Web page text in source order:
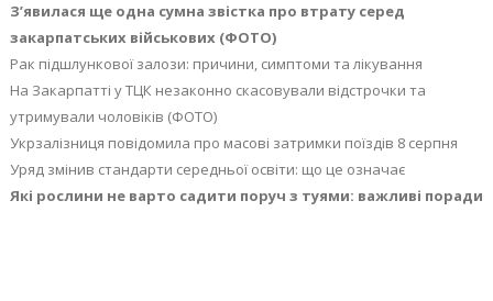
З’явилася ще одна сумна звістка про втрату серед
закарпатських військових (ФОТО)
Рак підшлункової залози: причини, симптоми та лікування
На Закарпатті у ТЦК незаконно скасовували відстрочки та
утримували чоловіків (ФОТО)
Укрзалізниця повідомила про масові затримки поїздів 8 серпня
Уряд змінив стандарти середньої освіти: що це означає
Які рослини не варто садити поруч з туями: важливі поради